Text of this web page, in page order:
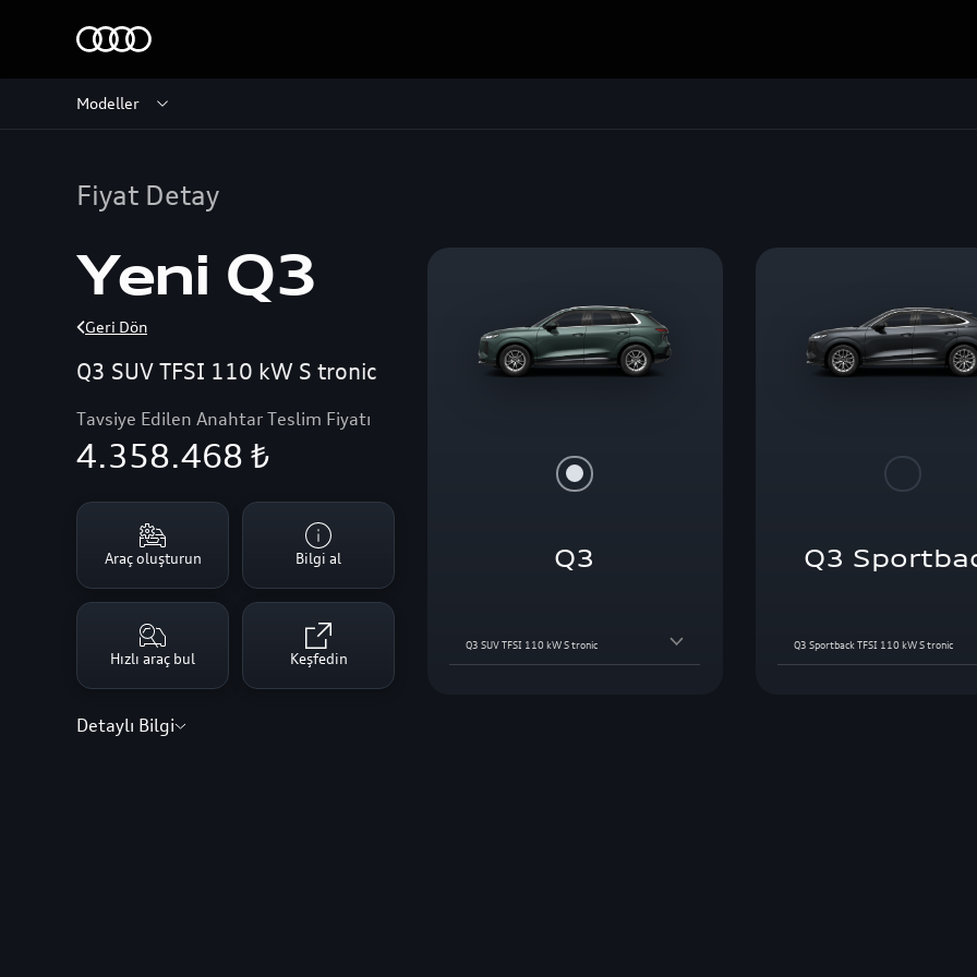
Modeller
Fiyat Detay
Yeni Q3
Geri Dön
Q3 SUV TFSI 110 kW S tronic
Tavsiye Edilen Anahtar Teslim Fiyatı
4.358.468 ₺
Araç oluşturun Bilgi al
Hızlı araç bul Keşfedin
Detaylı Bilgi
Q3
Q3 SUV TFSI 110 kW S tronic
Q3
Q3 Sportback TFSI 110 kW S tronic